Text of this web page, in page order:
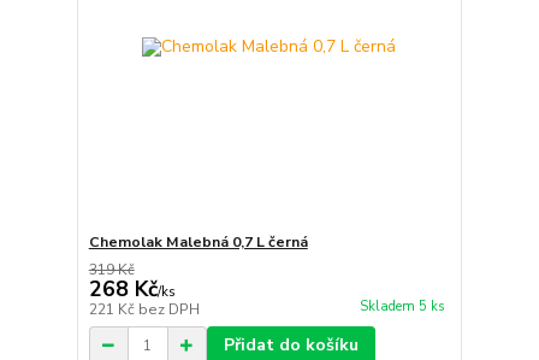
Chemolak Malebná 0,7 L černá
319 Kč
268 Kč/ks
221 Kč bez DPH Skladem 5 ks
Přidat do košíku